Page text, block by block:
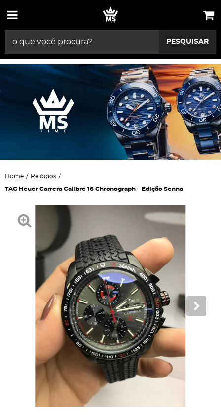
PESQUISAR
Home Relógios
TAG Heuer Carrera Calibre 16 Chronograph – Edição Senna